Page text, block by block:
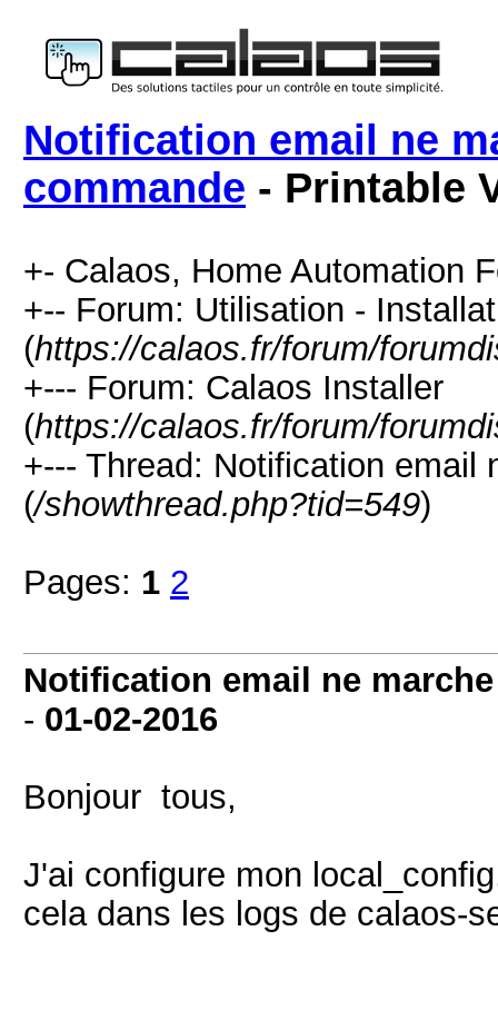
Notification email ne
commande - Printable
+- Calaos, Home Automation
+-- Forum: Utilisation -
(https://calaos.fr/forum/
+--- Forum: Calaos Installer
(https://calaos.fr/forum/
+--- Thread: Notification email
(/showthread.php?tid=549)
Pages: 1 2
Notification email ne
- 01-02-2016
Bonjour tous,
J'ai configure mon
cela dans les logs de calaos-